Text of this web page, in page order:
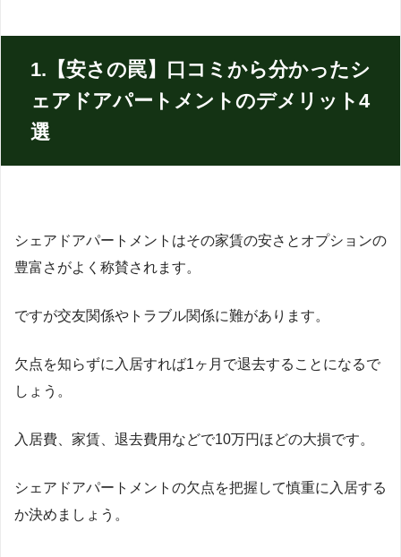
1.【安さの罠】口コミから分かったシ
ェアドアパートメントのデメリット4
選
シェアドアパートメントはその家賃の安さとオプションの
豊富さがよく称賛されます。
ですが交友関係やトラブル関係に難があります。
欠点を知らずに入居すれば1ヶ月で退去することになるで
しょう。
入居費、家賃、退去費用などで10万円ほどの大損です。
シェアドアパートメントの欠点を把握して慎重に入居する
か決めましょう。